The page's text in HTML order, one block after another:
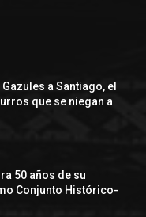
a Santiago, el
que se niegan a
50 años de su
Conjunto Histórico-